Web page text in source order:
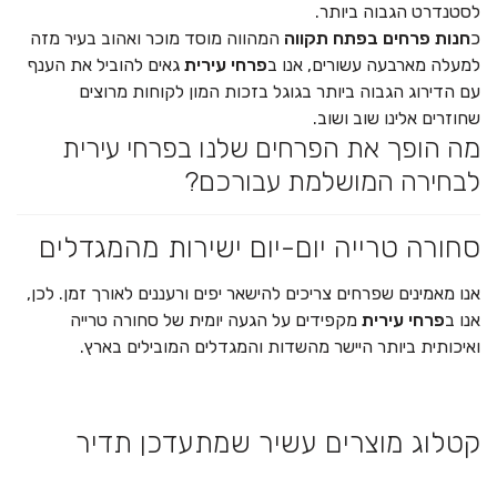
לסטנדרט הגבוה ביותר.
כחנות פרחים בפתח תקווה המהווה מוסד מוכר ואהוב בעיר מזה
למעלה מארבעה עשורים, אנו בפרחי עירית גאים להוביל את הענף
עם הדירוג הגבוה ביותר בגוגל בזכות המון לקוחות מרוצים
שחוזרים אלינו שוב ושוב.
מה הופך את הפרחים שלנו בפרחי עירית
לבחירה המושלמת עבורכם?
סחורה טרייה יום-יום ישירות מהמגדלים
אנו מאמינים שפרחים צריכים להישאר יפים ורעננים לאורך זמן. לכן,
אנו בפרחי עירית מקפידים על הגעה יומית של סחורה טרייה
ואיכותית ביותר היישר מהשדות והמגדלים המובילים בארץ.
קטלוג מוצרים עשיר שמתעדכן תדיר